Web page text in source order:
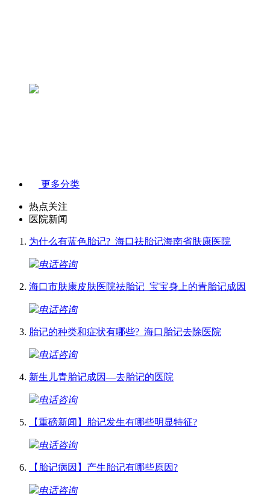
更多分类
热点关注
医院新闻
为什么有蓝色胎记?_海口祛胎记海南省肤康医院
电话咨询
海口市肤康皮肤医院祛胎记_宝宝身上的青胎记成因
电话咨询
胎记的种类和症状有哪些?_海口胎记去除医院
电话咨询
新生儿青胎记成因—去胎记的医院
电话咨询
【重磅新闻】胎记发生有哪些明显特征?
电话咨询
【胎记病因】产生胎记有哪些原因?
电话咨询